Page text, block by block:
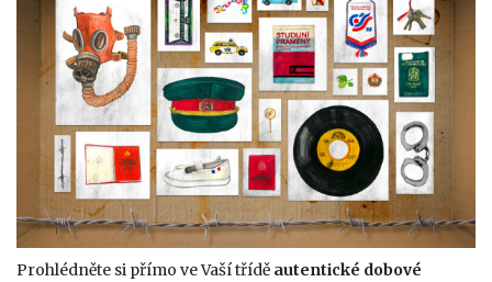
Prohlédněte si přímo ve Vaší třídě autentické dobové